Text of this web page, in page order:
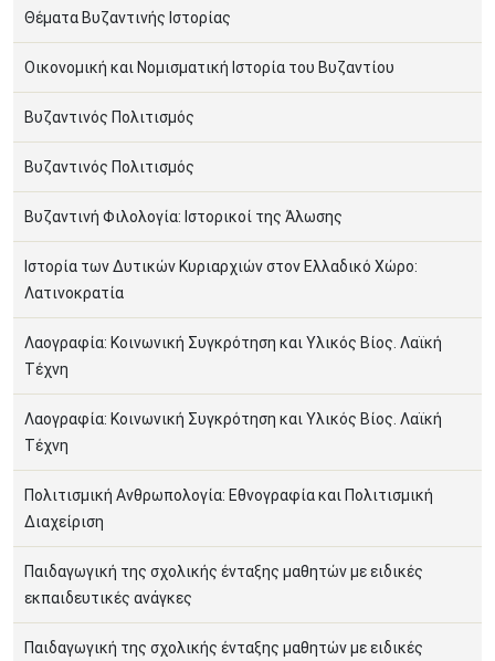
Θέματα Βυζαντινής Ιστορίας
Οικονομική και Νομισματική Ιστορία του Βυζαντίου
Βυζαντινός Πολιτισμός
Βυζαντινός Πολιτισμός
Βυζαντινή Φιλολογία: Ιστορικοί της Άλωσης
Ιστορία των Δυτικών Κυριαρχιών στον Ελλαδικό Χώρο:
Λατινοκρατία
Λαογραφία: Κοινωνική Συγκρότηση και Υλικός Βίος. Λαϊκή
Τέχνη
Λαογραφία: Κοινωνική Συγκρότηση και Υλικός Βίος. Λαϊκή
Τέχνη
Πολιτισμική Ανθρωπολογία: Εθνογραφία και Πολιτισμική
Διαχείριση
Παιδαγωγική της σχολικής ένταξης μαθητών με ειδικές
εκπαιδευτικές ανάγκες
Παιδαγωγική της σχολικής ένταξης μαθητών με ειδικές